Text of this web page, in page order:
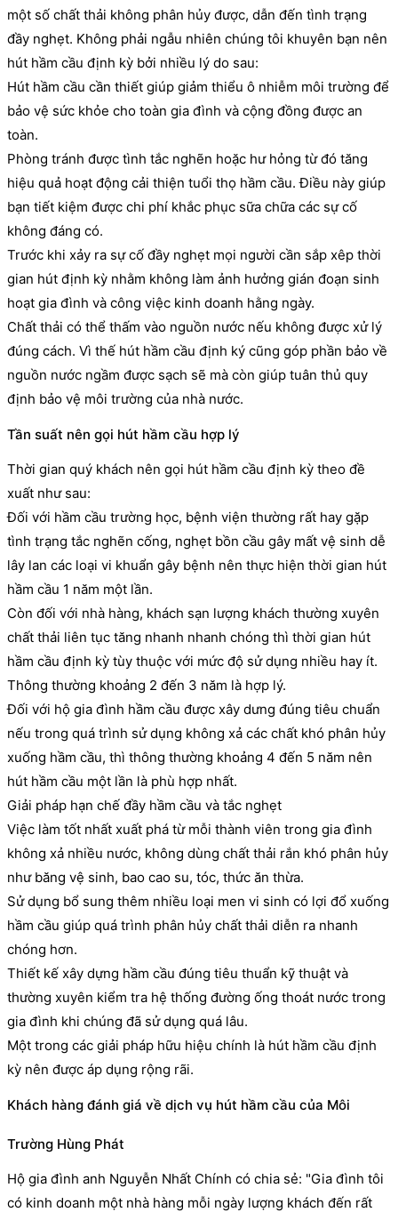
một số chất thải không phân hủy được, dẫn đến tình trạng
đầy nghẹt. Không phải ngẫu nhiên chúng tôi khuyên bạn nên
hút hầm cầu định kỳ bởi nhiều lý do sau:
Hút hầm cầu cần thiết giúp giảm thiểu ô nhiễm môi trường để
bảo vệ sức khỏe cho toàn gia đình và cộng đồng được an
toàn.
Phòng tránh được tình tắc nghẽn hoặc hư hỏng từ đó tăng
hiệu quả hoạt động cải thiện tuổi thọ hầm cầu. Điều này giúp
bạn tiết kiệm được chi phí khắc phục sữa chữa các sự cố
không đáng có.
Trước khi xảy ra sự cố đầy nghẹt mọi người cần sắp xêp thời
gian hút định kỳ nhằm không làm ảnh hưởng gián đoạn sinh
hoạt gia đình và công việc kinh doanh hằng ngày.
Chất thải có thể thấm vào nguồn nước nếu không được xử lý
đúng cách. Vì thế hút hầm cầu định ký cũng góp phần bảo về
nguồn nước ngầm được sạch sẽ mà còn giúp tuân thủ quy
định bảo vệ môi trường của nhà nước.
Tần suất nên gọi hút hầm cầu hợp lý
Thời gian quý khách nên gọi hút hầm cầu định kỳ theo đề
xuất như sau:
Đối với hầm cầu trường học, bệnh viện thường rất hay gặp
tình trạng tắc nghẽn cống, nghẹt bồn cầu gây mất vệ sinh dễ
lây lan các loại vi khuẩn gây bệnh nên thực hiện thời gian hút
hầm cầu 1 năm một lần.
Còn đối với nhà hàng, khách sạn lượng khách thường xuyên
chất thải liên tục tăng nhanh nhanh chóng thì thời gian hút
hầm cầu định kỳ tùy thuộc với mức độ sử dụng nhiều hay ít.
Thông thường khoảng 2 đến 3 năm là hợp lý.
Đối với hộ gia đình hầm cầu được xây dưng đúng tiêu chuẩn
nếu trong quá trình sử dụng không xả các chất khó phân hủy
xuống hầm cầu, thì thông thường khoảng 4 đến 5 năm nên
hút hầm cầu một lần là phù hợp nhất.
Giải pháp hạn chế đầy hầm cầu và tắc nghẹt
Việc làm tốt nhất xuất phá từ mỗi thành viên trong gia đình
không xả nhiều nước, không dùng chất thải rắn khó phân hủy
như băng vệ sinh, bao cao su, tóc, thức ăn thừa.
Sử dụng bổ sung thêm nhiều loại men vi sinh có lợi đổ xuống
hầm cầu giúp quá trình phân hủy chất thải diễn ra nhanh
chóng hơn.
Thiết kế xây dựng hầm cầu đúng tiêu thuẩn kỹ thuật và
thường xuyên kiểm tra hệ thống đường ống thoát nước trong
gia đình khi chúng đã sử dụng quá lâu.
Một trong các giải pháp hữu hiệu chính là hút hầm cầu định
kỳ nên được áp dụng rộng rãi.
Khách hàng đánh giá về dịch vụ hút hầm cầu của Môi
Trường Hùng Phát
Hộ gia đình anh Nguyễn Nhất Chính có chia sẻ: "Gia đình tôi
có kinh doanh một nhà hàng mỗi ngày lượng khách đến rất